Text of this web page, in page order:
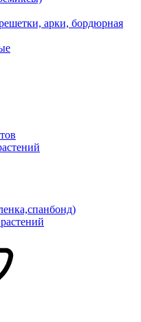
арки, бордюрная